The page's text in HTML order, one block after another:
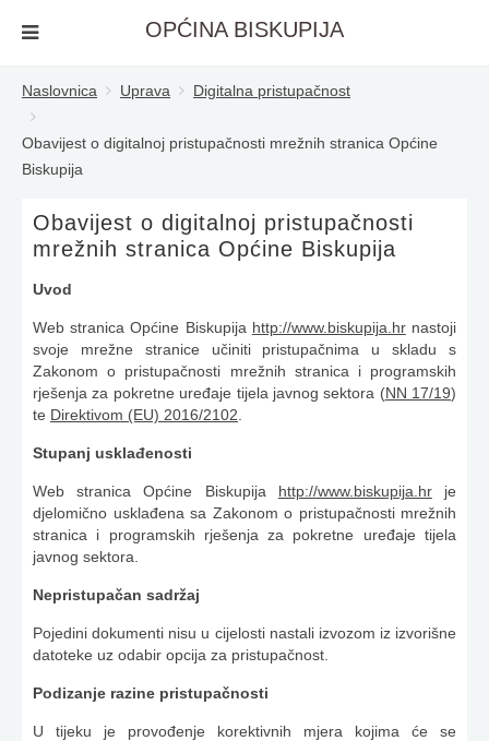
OPĆINA BISKUPIJA
Naslovnica Uprava Digitalna pristupačnost
Obavijest o digitalnoj pristupačnosti mrežnih stranica Općine
Biskupija
Obavijest o digitalnoj pristupačnosti
mrežnih stranica Općine Biskupija
Uvod
Web stranica Općine Biskupija http://www.biskupija.hrnastoji
svoje mrežne stranice učiniti pristupačnima u skladu s
Zakonom o pristupačnosti mrežnih stranica i programskih
rješenja za pokretne uređaje tijela javnog sektora (NN 17/19)
te Direktivom (EU) 2016/2102
Stupanj usklađenosti
Web stranica Općine Biskupija http://www.biskupija.hrje
djelomično usklađena sa Zakonom o pristupačnosti mrežnih
stranica i programskih rješenja za pokretne uređaje tijela
javnog sektora.
Nepristupačan sadržaj
Pojedini dokumenti nisu u cijelosti nastali izvozom iz izvorišne
datoteke uz odabir opcija za pristupačnost.
Podizanje razine pristupačnosti
U tijeku je provođenje korektivnih mjera kojima će se